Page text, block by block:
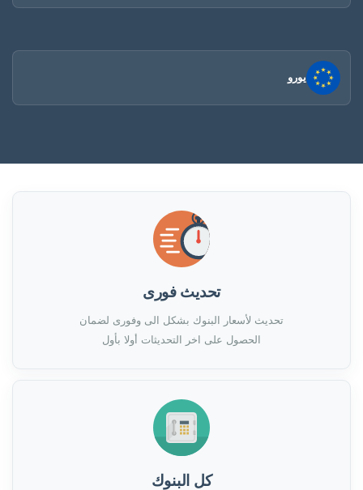
يورو
تحديث فورى
تحديث لأسعار البنوك بشكل الى وفورى لضمان
الحصول على اخر التحديثات أولا بأول
كل البنوك